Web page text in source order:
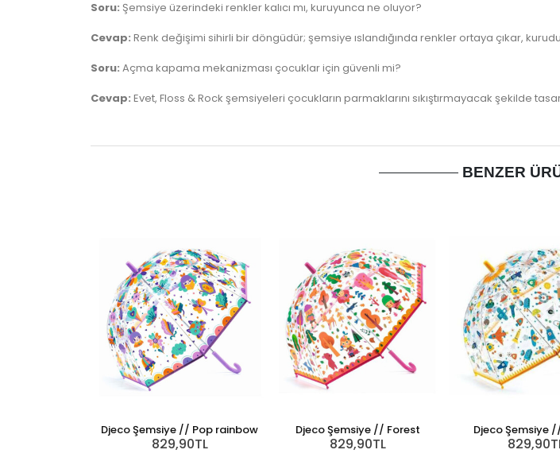
Soru: Şemsiye üzerindeki renkler kalıcı mı, kuruyunca ne oluyor?
Cevap: Renk değişimi sihirli bir döngüdür; şemsiye ıslandığında renkler ortaya çıkar,
Soru: Açma kapama mekanizması çocuklar için güvenli mi?
Cevap: Evet, Floss & Rock şemsiyeleri çocukların parmaklarını sıkıştırmayacak şekilde
BENZER
Djeco Şemsiye // Pop rainbow
829,90TL
Djeco Şemsiye // Forest
829,90TL
Djeco Şemsiye